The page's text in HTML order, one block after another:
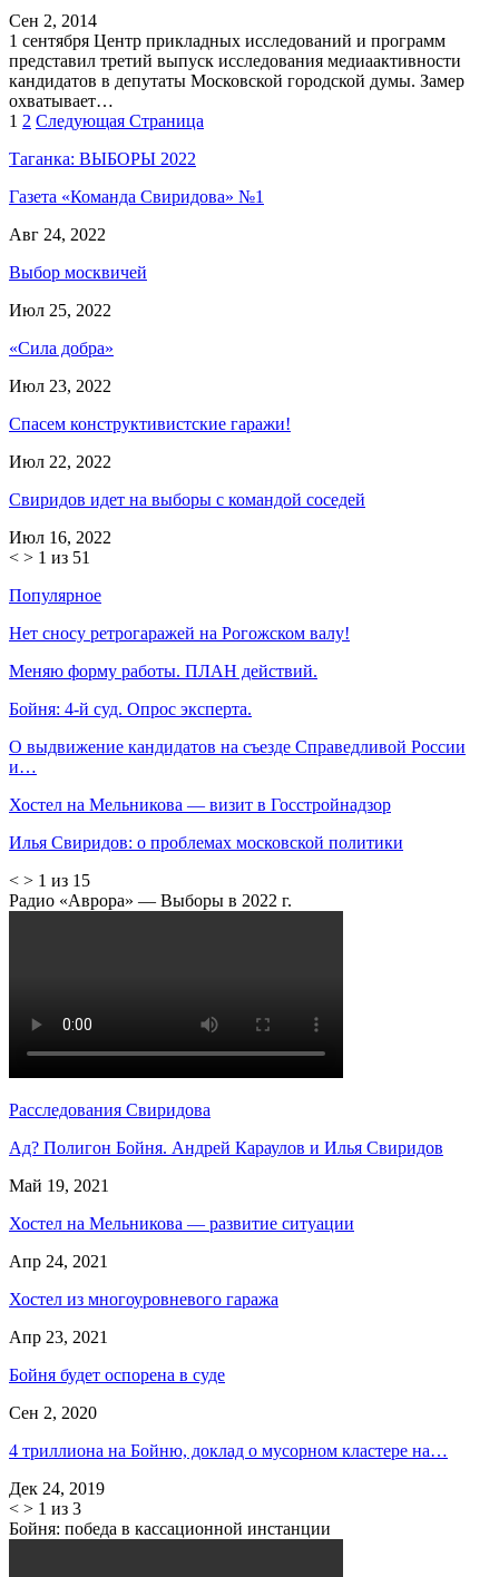
Сен 2, 2014
1 сентября Центр прикладных исследований и программ
представил третий выпуск исследования медиаактивности
кандидатов в депутаты Московской городской думы. Замер
охватывает…
1 2 Следующая Страница
Таганка: ВЫБОРЫ 2022
Газета «Команда Свиридова» №1
Авг 24, 2022
Выбор москвичей
Июл 25, 2022
«Сила добра»
Июл 23, 2022
Спасем конструктивистские гаражи!
Июл 22, 2022
Свиридов идет на выборы с командой соседей
Июл 16, 2022
< > 1 из 51
Популярное
Нет сносу ретрогаражей на Рогожском валу!
Меняю форму работы. ПЛАН действий.
Бойня: 4-й суд. Опрос эксперта.
О выдвижение кандидатов на съезде Справедливой России
и…
Хостел на Мельникова — визит в Госстройнадзор
Илья Свиридов: о проблемах московской политики
< > 1 из 15
Радио «Аврора» — Выборы в 2022 г.
Расследования Свиридова
Ад? Полигон Бойня. Андрей Караулов и Илья Свиридов
Май 19, 2021
Хостел на Мельникова — развитие ситуации
Апр 24, 2021
Хостел из многоуровневого гаража
Апр 23, 2021
Бойня будет оспорена в суде
Сен 2, 2020
4 триллиона на Бойню, доклад о мусорном кластере на…
Дек 24, 2019
< > 1 из 3
Бойня: победа в кассационной инстанции